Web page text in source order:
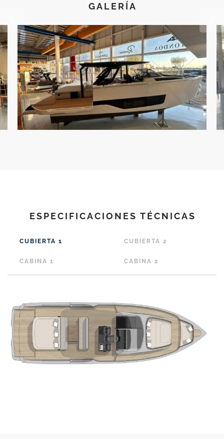
GALERÍA
ESPECIFICACIONES TÉCNICAS
CUBIERTA 1 CUBIERTA 2
CABINA 1 CABINA 2